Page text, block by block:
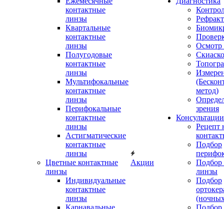
контактные
линзы
Квартальные
контактные
линзы
Полугодовые
контактные
линзы
Мультифокальные
контактные
линзы
Перифокальные
контактные
линзы
Астигматические
контактные
линзы
Цветные контактные
линзы
Индивидуальные
контактные
линзы
Карнавальные
Акции
Осмотр
метод)
зрения
Рецепт
Подбор
Подбор
линзы
Подбор
Подбор